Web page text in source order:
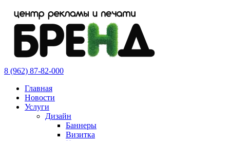
8 (962) 87-82-000
Главная
Новости
Услуги
Дизайн
Баннеры
Визитка